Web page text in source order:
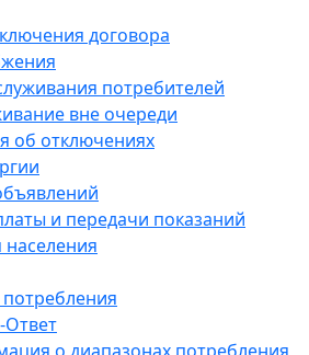
договора
потребителей
вне очереди
об отключениях
и передачи показаний
Ответ